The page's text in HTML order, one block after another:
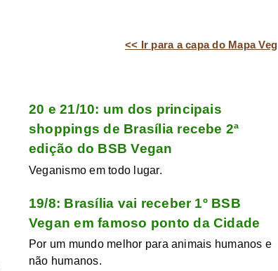
<< Ir para a capa do Mapa Veg
20 e 21/10: um dos principais
shoppings de Brasília recebe 2ª
edição do BSB Vegan
Veganismo em todo lugar.
19/8: Brasília vai receber 1º BSB
Vegan em famoso ponto da Cidade
Por um mundo melhor para animais humanos e
não humanos.